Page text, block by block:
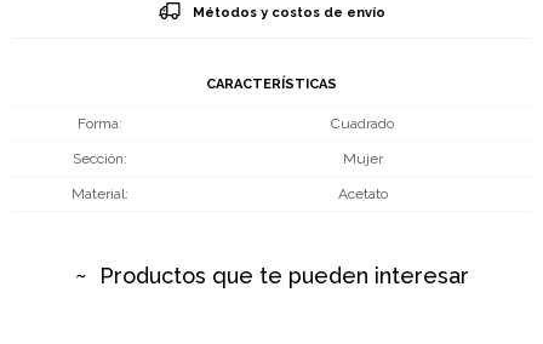
Métodos y costos de envío
CARACTERÍSTICAS
Forma Cuadrado
Sección Mujer
Material Acetato
Productos que te pueden interesar